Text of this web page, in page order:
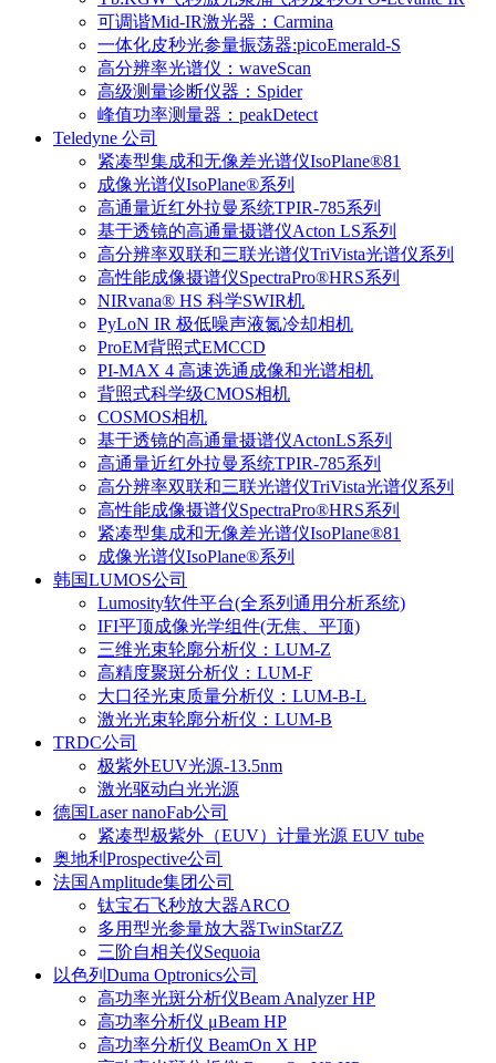
可调谐Mid-IR激光器：Carmina
一体化皮秒光参量振荡器:picoEmerald-S
高分辨率光谱仪：waveScan
高级测量诊断仪器：Spider
峰值功率测量器：peakDetect
Teledyne 公司
紧凑型集成和无像差光谱仪IsoPlane®81
成像光谱仪IsoPlane®系列
高通量近红外拉曼系统TPIR-785系列
基于透镜的高通量摄谱仪Acton LS系列
高分辨率双联和三联光谱仪TriVista光谱仪系列
高性能成像摄谱仪SpectraPro®HRS系列
NIRvana® HS 科学SWIR机
PyLoN IR 极低噪声液氮冷却相机
ProEM背照式EMCCD
PI-MAX 4 高速选通成像和光谱相机
背照式科学级CMOS相机
COSMOS相机
基于透镜的高通量摄谱仪ActonLS系列
高通量近红外拉曼系统TPIR-785系列
高分辨率双联和三联光谱仪TriVista光谱仪系列
高性能成像摄谱仪SpectraPro®HRS系列
紧凑型集成和无像差光谱仪IsoPlane®81
成像光谱仪IsoPlane®系列
韩国LUMOS公司
Lumosity软件平台(全系列通用分析系统)
IFI平顶成像光学组件(无焦、平顶)
三维光束轮廓分析仪：LUM-Z
高精度聚斑分析仪：LUM-F
大口径光束质量分析仪：LUM-B-L
激光光束轮廓分析仪：LUM-B
TRDC公司
极紫外EUV光源-13.5nm
激光驱动白光光源
德国Laser nanoFab公司
紧凑型极紫外（EUV）计量光源 EUV tube
奥地利Prospective公司
法国Amplitude集团公司
钛宝石飞秒放大器ARCO
多用型光参量放大器TwinStarZZ
三阶自相关仪Sequoia
以色列Duma Optronics公司
高功率光斑分析仪Beam Analyzer HP
高功率分析仪 μBeam HP
高功率分析仪 BeamOn X HP